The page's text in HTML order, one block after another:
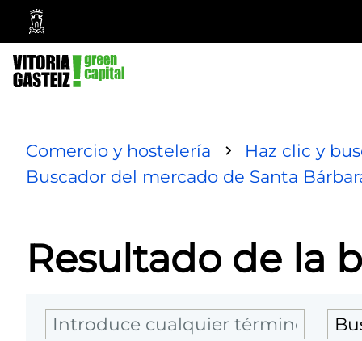
Vitoria-
Gasteiz
City
Council
Comercio y hostelería
Haz clic y
Buscador del mercado de Santa
Resultado de la